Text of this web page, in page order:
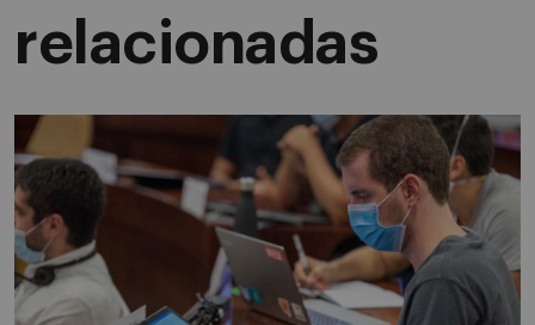
relacionadas